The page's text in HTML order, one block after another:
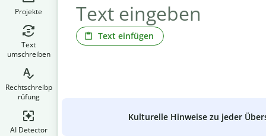
Projekte
Text
umschreiben
Rechtschreibp
rüfung
AI Detector
Text einfügen
Kulturelle Hinweise zu jeder